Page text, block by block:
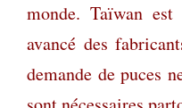
monde. Taïwan
avancé des
demande de puces